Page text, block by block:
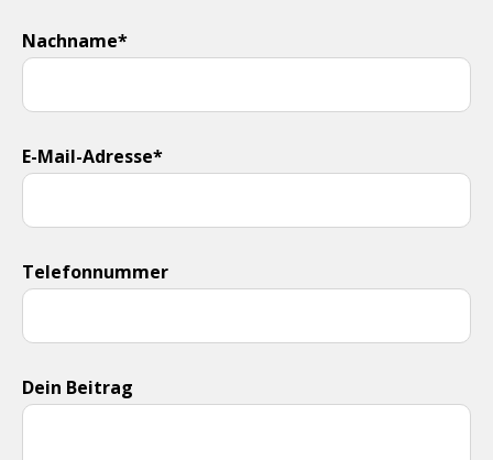
Nachname*
E-Mail-Adresse*
Telefonnummer
Dein Beitrag